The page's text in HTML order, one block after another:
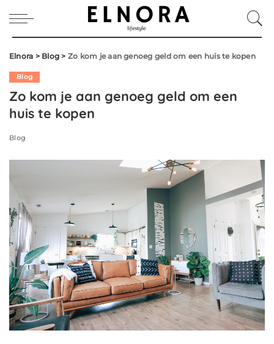
Elnora > Blog > Zo kom je aan genoeg geld om een huis te kopen
Blog
Zo kom je aan genoeg geld om een
huis te kopen
Blog